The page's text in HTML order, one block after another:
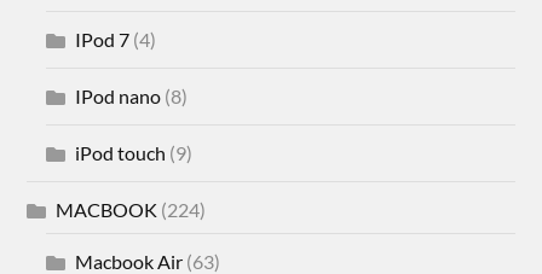
IPod 7 (4)
IPod nano (8)
iPod touch (9)
MACBOOK (224)
Macbook Air (63)